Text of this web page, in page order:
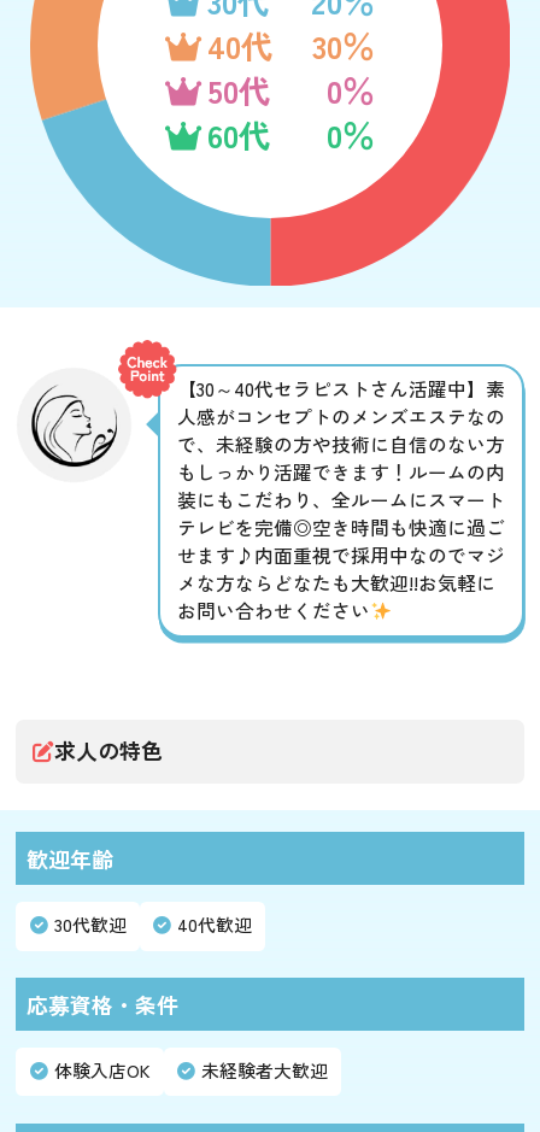
40代
30％
50代
0％
60代
0％
【30～40代セラピストさん活躍中】素
人感がコンセプトのメンズエステなの
で、未経験の方や技術に自信のない方
もしっかり活躍できます！ルームの内
装にもこだわり、全ルームにスマート
テレビを完備◎空き時間も快適に過ご
せます♪内面重視で採用中なのでマジ
メな方ならどなたも大歓迎!!お気軽に
お問い合わせください
求人の特色
歓迎年齢
30代歓迎 40代歓迎
応募資格・条件
体験入店OK 未経験者大歓迎